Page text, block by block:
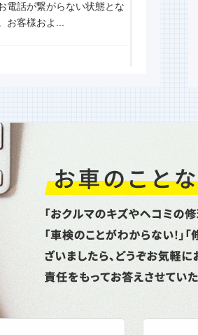
電話が繋がらない状態とな
お客様およ...
テスト命を預ける重要なタ
やネット情...
ておめでとうござい
引立てを賜り厚く御礼申し
もどうぞよろしくお願い申
日より通常...